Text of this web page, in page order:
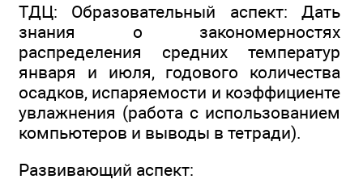
ТДЦ: Образовательный аспект: Дать
знания о закономерностях
распределения средних температур
января и июля, годового количества
осадков, испаряемости и коэффициенте
увлажнения (работа с использованием
компьютеров и выводы в тетради).
Развивающий аспект: